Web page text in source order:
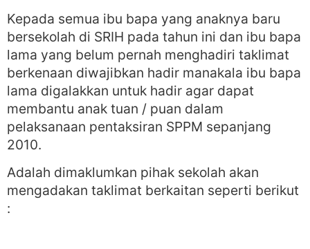
Kepada semua ibu bapa yang anaknya baru
bersekolah di SRIH pada tahun ini dan ibu bapa
lama yang belum pernah menghadiri taklimat
berkenaan diwajibkan hadir manakala ibu bapa
lama digalakkan untuk hadir agar dapat
membantu anak tuan / puan dalam
pelaksanaan pentaksiran SPPM sepanjang
2010.
Adalah dimaklumkan pihak sekolah akan
mengadakan taklimat berkaitan seperti berikut
: